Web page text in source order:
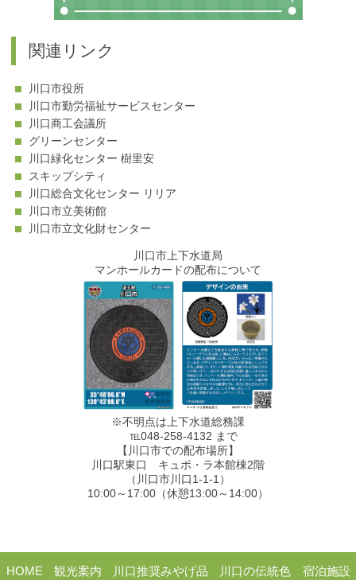
関連リンク
川口市役所
川口市勤労福祉サービスセンター
川口商工会議所
グリーンセンター
川口緑化センター 樹里安
スキップシティ
川口総合文化センター リリア
川口市立美術館
川口市立文化財センター
川口市上下水道局
マンホールカードの配布について
※不明点は上下水道総務課
℡048-258-4132 まで
【川口市での配布場所】
川口駅東口 キュポ・ラ本館棟2階
（川口市川口1-1-1）
10:00～17:00（休憩13:00～14:00）
HOME 観光案内 川口推奨みやげ品 川口の伝統色
宿泊施設